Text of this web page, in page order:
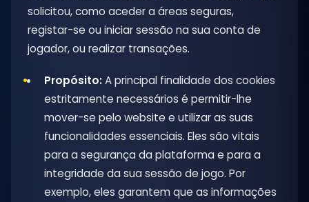
solicitou, como aceder a áreas seguras,
registar-se ou iniciar sessão na sua conta de
jogador, ou realizar transações.
Propósito:A principal finalidade dos cookies
estritamente necessários é permitir-lhe
mover-se pelo website e utilizar as suas
funcionalidades essenciais. Eles são vitais
para a segurança da plataforma e para a
integridade da sua sessão de jogo. Por
exemplo, eles garantem que as informações